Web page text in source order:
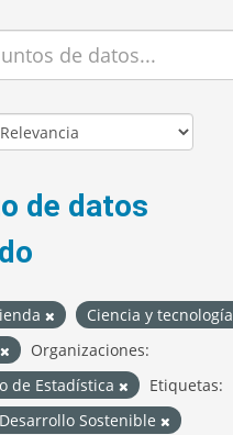
de datos
Ciencia y tecnología
Organizaciones:
de Estadística
Etiquetas:
Sostenible